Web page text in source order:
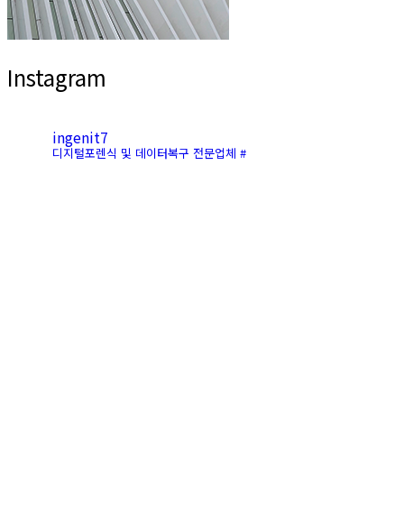
Instagram
ingenit7
디지털포렌식 및 데이터복구 전문업체 #